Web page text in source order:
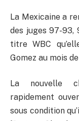
La Mexicaine a
des juges 97-
titre WBC
Gomez au mois
La nouvelle
rapidement
sous condition